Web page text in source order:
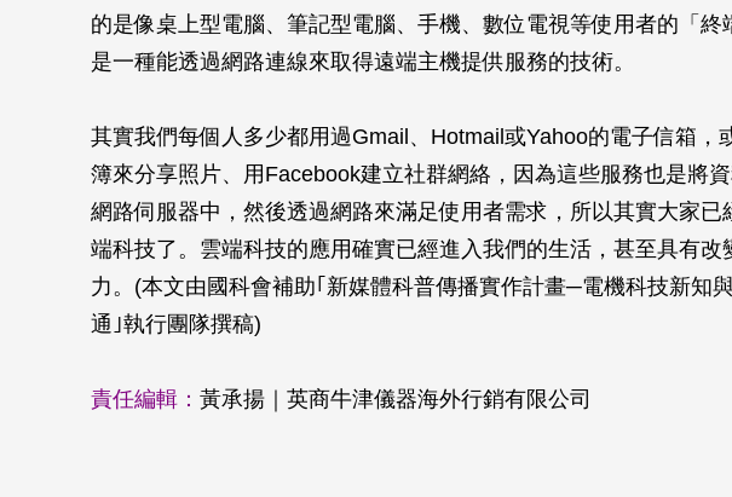
的是像桌上型電腦、筆記型電腦、手機、數位電視等使用者的「終
是一種能透過網路連線來取得遠端主機提供服務的技術。
其實我們每個人多少都用過Gmail、Hotmail或Yahoo的電子信箱，
簿來分享照片、用Facebook建立社群網絡，因為這些服務也是將
網路伺服器中，然後透過網路來滿足使用者需求，所以其實大家已
端科技了。雲端科技的應用確實已經進入我們的生活，甚至具有改
力。(本文由國科會補助｢新媒體科普傳播實作計畫─電機科技新知
通｣執行團隊撰稿)
責任編輯： 黃承揚｜英商牛津儀器海外行銷有限公司